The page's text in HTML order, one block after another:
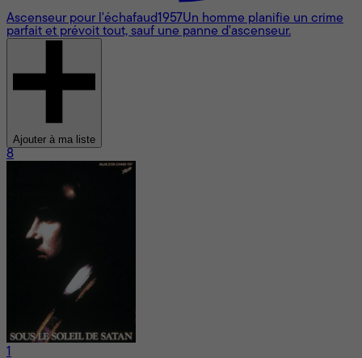
Ascenseur pour l'échafaud1957Un homme planifie un crime
parfait et prévoit tout, sauf une panne d'ascenseur.
Ajouter à ma liste
8
1